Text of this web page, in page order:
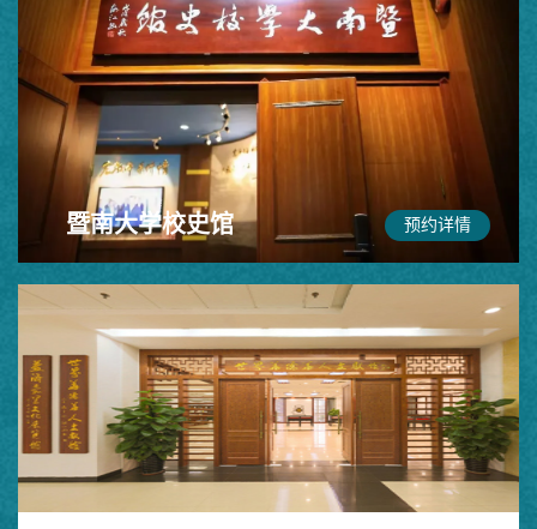
暨南大学校史馆 预约详情